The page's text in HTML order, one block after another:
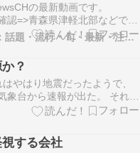
の最新動画です。
認=>青森県津軽北部などで震
BuzzTube：話題・流行・旬・最新・注目の動画サイト
？
やはり地震だったようで、
象台から速報が出た。 それに
ないが揺れの範囲からして青
源と思われる。 青森県東部で
も震度3を地域が […]
する会社